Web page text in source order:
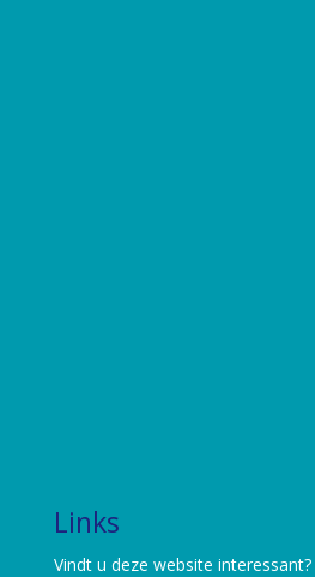
Links
Vindt u deze website interessant?